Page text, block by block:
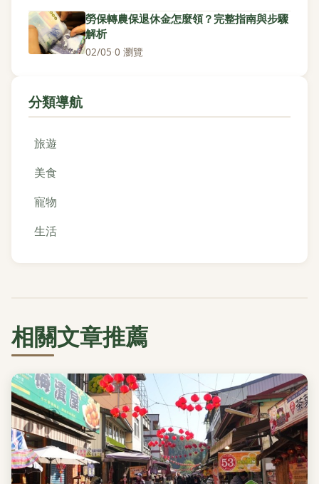
勞保轉農保退休金怎麼領？完整指南與步驟
解析
02/05·0 瀏覽
分類導航
旅遊
美食
寵物
生活
相關文章推薦